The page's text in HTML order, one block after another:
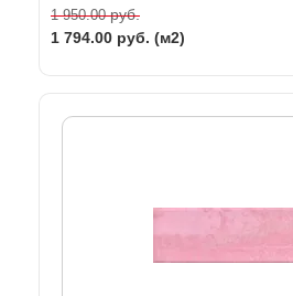
1 950.00руб.
1 794.00 руб. (м2)